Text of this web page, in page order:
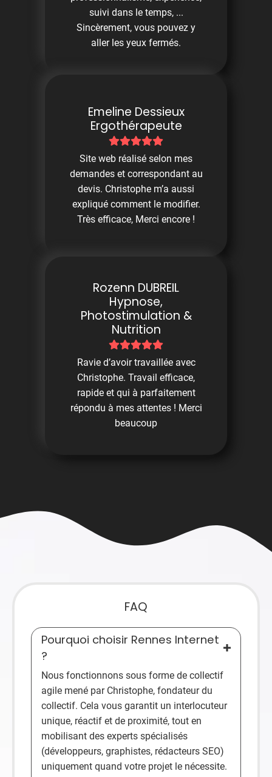
suivi dans le temps, ...
Sincèrement, vous pouvez y
aller les yeux fermés.
Emeline Dessieux
Ergothérapeute
Site web réalisé selon mes
demandes et correspondant au
devis. Christophe m’a aussi
expliqué comment le modifier.
Très efficace, Merci encore !
Rozenn DUBREIL
Hypnose,
Photostimulation &
Nutrition
Ravie d’avoir travaillée avec
Christophe. Travail efficace,
rapide et qui à parfaitement
répondu à mes attentes ! Merci
beaucoup
FAQ
Pourquoi choisir Rennes Internet
?
Nous fonctionnons sous forme de collectif
agile mené par Christophe, fondateur du
collectif. Cela vous garantit un interlocuteur
unique, réactif et de proximité, tout en
mobilisant des experts spécialisés
(développeurs, graphistes, rédacteurs SEO)
uniquement quand votre projet le nécessite.